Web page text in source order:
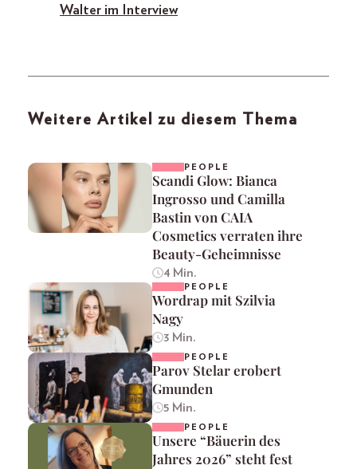
Walter im Interview
Weitere Artikel zu diesem Thema
PEOPLE
Scandi Glow: Bianca
Ingrosso und Camilla
Bastin von CAIA
Cosmetics verraten ihre
Beauty-Geheimnisse
4 Min.
PEOPLE
Wordrap mit Szilvia
Nagy
3 Min.
PEOPLE
Parov Stelar erobert
Gmunden
5 Min.
PEOPLE
Unsere “Bäuerin des
Jahres 2026” steht fest